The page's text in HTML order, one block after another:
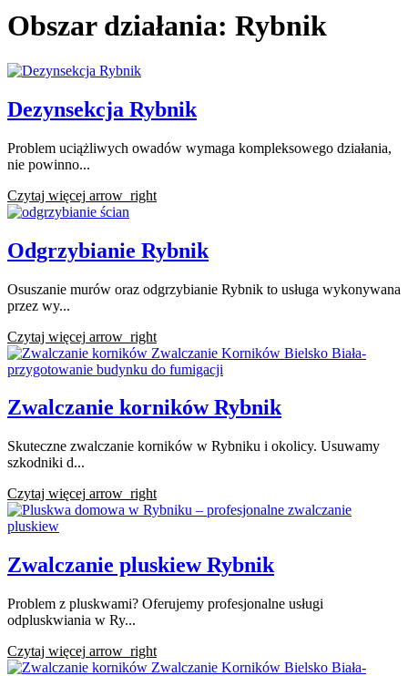
Obszar działania: Rybnik
Dezynsekcja Rybnik
Problem uciążliwych owadów wymaga kompleksowego działania,
nie powinno...
Czytaj więcej arrow_right
Odgrzybianie Rybnik
Osuszanie murów oraz odgrzybianie Rybnik to usługa wykonywana
przez wy...
Czytaj więcej arrow_right
Zwalczanie korników Rybnik
Skuteczne zwalczanie korników w Rybniku i okolicy. Usuwamy
szkodniki d...
Czytaj więcej arrow_right
Zwalczanie pluskiew Rybnik
Problem z pluskwami? Oferujemy profesjonalne usługi
odpluskwiania w Ry...
Czytaj więcej arrow_right